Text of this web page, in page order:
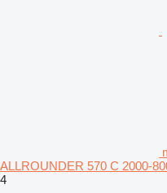
ALLROUNDER 570 C 2000-
4